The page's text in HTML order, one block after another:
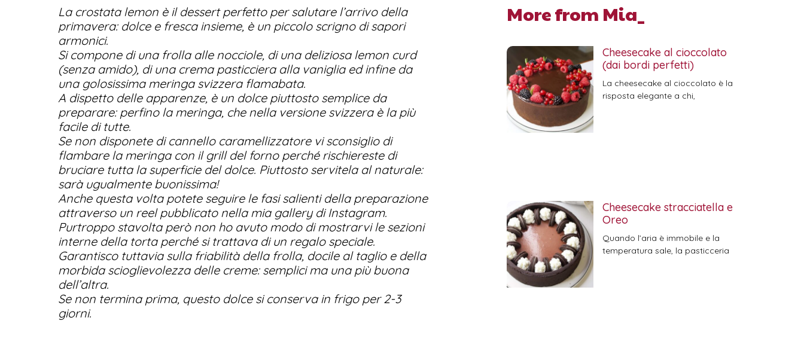
La crostata lemon è il dessert perfetto per salutare l’arrivo della
primavera: dolce e fresca insieme, è un piccolo scrigno di sapori
armonici.
Si compone di una frolla alle nocciole, di una deliziosa lemon curd
(senza amido), di una crema pasticciera alla vaniglia ed infine da
una golosissima meringa svizzera flamabata.
A dispetto delle apparenze, è un dolce piuttosto semplice da
preparare: perfino la meringa, che nella versione svizzera è la più
facile di tutte.
Se non disponete di cannello caramellizzatore vi sconsiglio di
flambare la meringa con il grill del forno perché rischiereste di
bruciare tutta la superficie del dolce. Piuttosto servitela al naturale:
sarà ugualmente buonissima!
Anche questa volta potete seguire le fasi salienti della preparazione
attraverso un reel pubblicato nella mia gallery di Instagram.
Purtroppo stavolta però non ho avuto modo di mostrarvi le sezioni
interne della torta perché si trattava di un regalo speciale.
Garantisco tuttavia sulla friabilità della frolla, docile al taglio e della
morbida scioglievolezza delle creme: semplici ma una più buona
dell’altra.
Se non termina prima, questo dolce si conserva in frigo per 2-3
giorni.
More from Mia_
Cheesecake al cioccolato
(dai bordi perfetti)
La cheesecake al cioccolato è la
risposta elegante a chi,
Cheesecake stracciatella e
Oreo
Quando l’aria è immobile e la
temperatura sale, la pasticceria